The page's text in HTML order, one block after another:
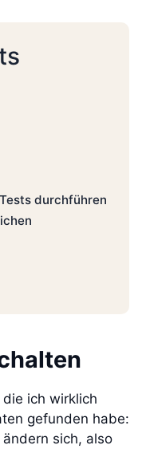
durchführen
ich wirklich
gefunden habe:
sich, also